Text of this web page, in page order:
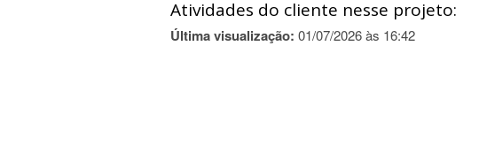
Atividades do cliente nesse projeto:
Última visualização: 01/07/2026 às 16:42